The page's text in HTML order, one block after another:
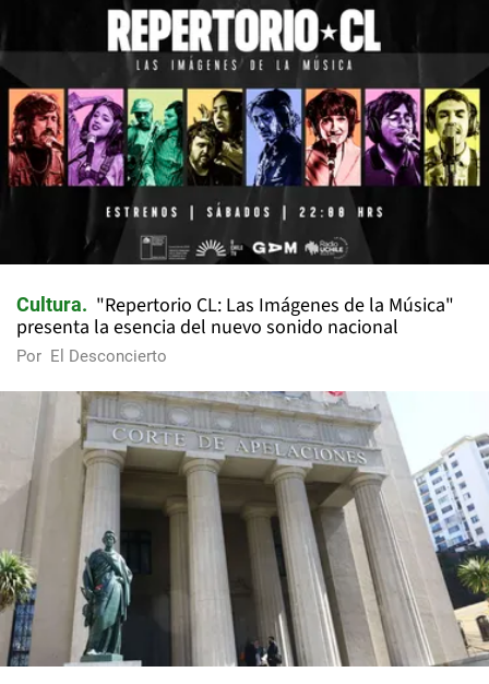
Cultura
"Repertorio CL: Las Imágenes de la Música"
presenta la esencia del nuevo sonido nacional
Por El Desconcierto